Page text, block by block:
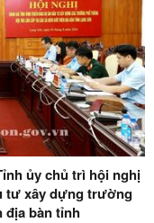
ủy chủ trì hội nghị
tư xây dựng trường
địa bàn tỉnh